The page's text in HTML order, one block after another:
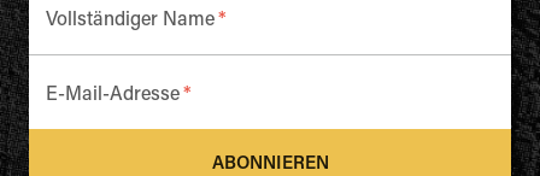
Vollständiger Name*
E-Mail-Adresse*
ABONNIEREN